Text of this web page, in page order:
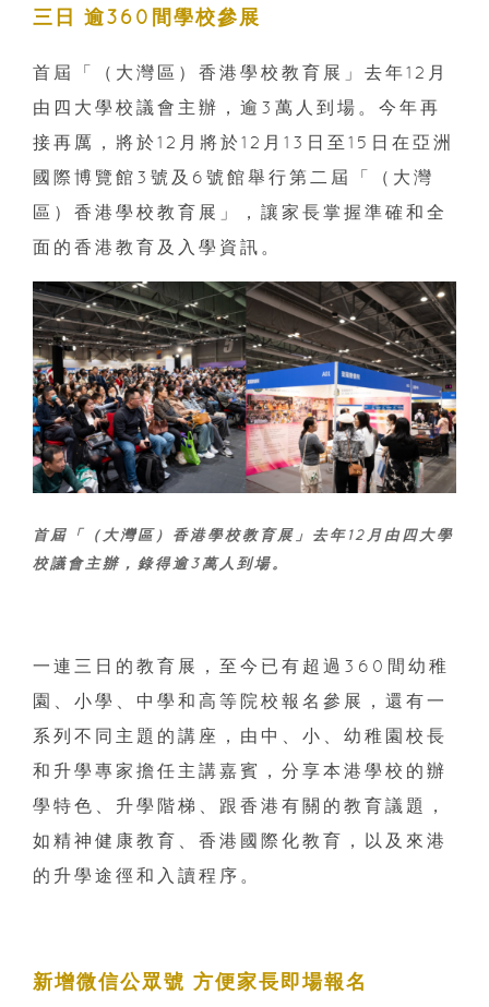
三日 逾360間學校參展
首屆「（大灣區）香港學校教育展」去年12月
由四大學校議會主辦，逾3萬人到場。今年再
接再厲，將於12月將於12月13日至15日在亞洲
國際博覽館3號及6號館舉行第二屆「（大灣
區）香港學校教育展」，讓家長掌握準確和全
面的香港教育及入學資訊。
首屆「（大灣區）香港學校教育展」去年12月由四大學
校議會主辦，錄得逾3萬人到場。
一連三日的教育展，至今已有超過360間幼稚
園、小學、中學和高等院校報名參展，還有一
系列不同主題的講座，由中、小、幼稚園校長
和升學專家擔任主講嘉賓，分享本港學校的辦
學特色、升學階梯、跟香港有關的教育議題，
如精神健康教育、香港國際化教育，以及來港
的升學途徑和入讀程序。
新增微信公眾號 方便家長即場報名